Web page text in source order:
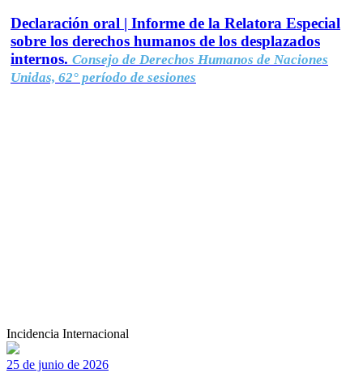
Declaración oral | Informe de la Relatora Especial
sobre los derechos humanos de los desplazados
internos. Consejo de Derechos Humanos de Naciones
Unidas, 62° período de sesiones
Incidencia Internacional
25 de junio de 2026